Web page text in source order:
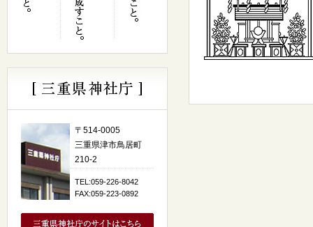
〒514-0005
三重県津市鳥居町
210-2
TEL:059-226-8042
FAX:059-223-0892